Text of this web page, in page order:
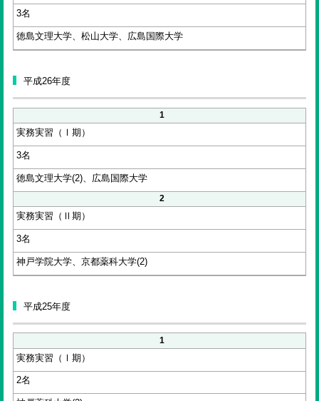
3名
徳島文理大学、松山大学、広島国際大学
平成26年度
1
実務実習（Ⅰ期）
3名
徳島文理大学(2)、広島国際大学
2
実務実習（Ⅱ期）
3名
神戸学院大学、京都薬科大学(2)
平成25年度
1
実務実習（Ⅰ期）
2名